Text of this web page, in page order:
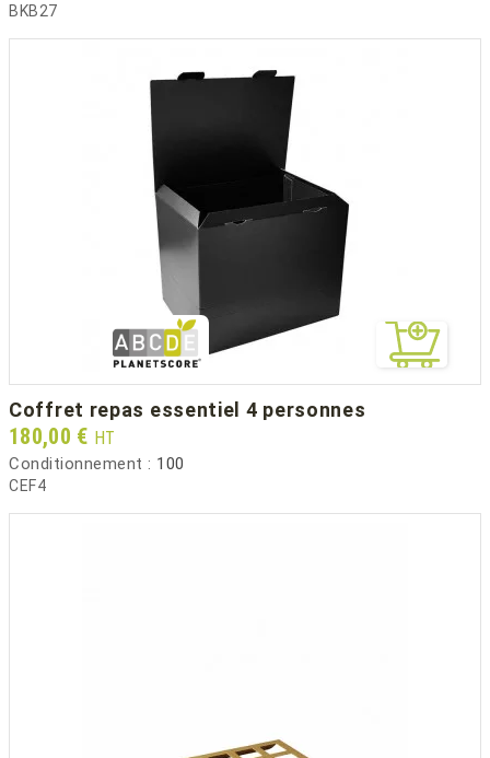
BKB27
coffret repas essentiel 4 personnes
Prix
180,00 € HT
Conditionnement : 100
CEF4